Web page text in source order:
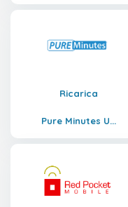
Ricarica
Pure Minutes U...